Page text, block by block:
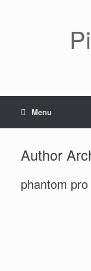
Menu
Author
phantom pro